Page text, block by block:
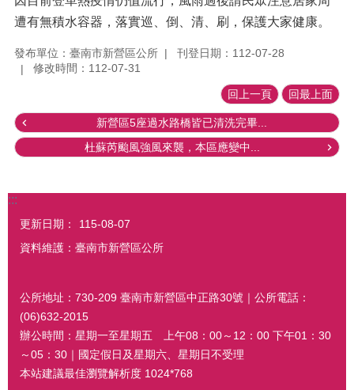
遭有無積水容器，落實巡、倒、清、刷，保護大家健康。
發布單位：臺南市新營區公所
刊登日期：112-07-28
修改時間：112-07-31
回上一頁 回最上面
新營區5座過水路橋皆已清洗完畢...
杜蘇芮颱風強風來襲，本區應變中...
:::
更新日期：
115-08-07
資料維護：臺南市新營區公所
公所地址：730-209 臺南市新營區中正路30號｜公所電話：
(06)632-2015
辦公時間：星期一至星期五 上午08：00～12：00 下午01：30
～05：30｜國定假日及星期六、星期日不受理
本站建議最佳瀏覽解析度 1024*768